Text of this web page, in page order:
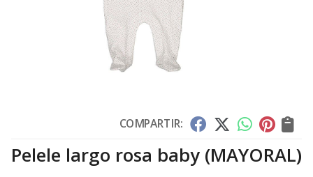
COMPARTIR:
Pelele largo rosa baby (MAYORAL)